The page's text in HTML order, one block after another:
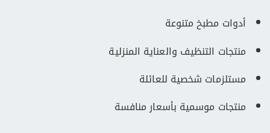
أدوات مطبخ متنوعة
منتجات التنظيف والعناية المنزلية
مستلزمات شخصية للعائلة
منتجات موسمية بأسعار منافسة